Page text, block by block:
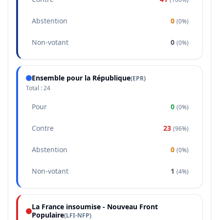
Abstention 0 (0%)
Non-votant 0 (0%)
Ensemble pour la République(EPR)
Total :24
Pour 0 (0%)
Contre 23 (96%)
Abstention 0 (0%)
Non-votant 1 (4%)
La France insoumise - Nouveau Front
Populaire(LFI-NFP)